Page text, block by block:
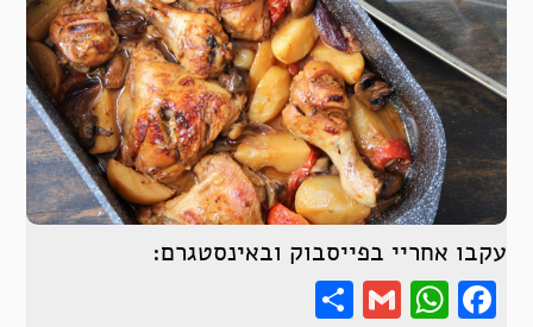
עקבו אחריי בפייסבוק ובאינסטגרם:
Facebook
WhatsApp
Gmail